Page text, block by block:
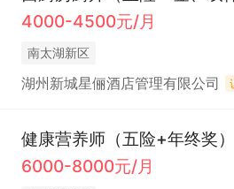
4000-4500元/月
南太湖新区
湖州新城星俪酒店管理有限公司
健康营养师（五险+年终奖）
6000-8000元/月